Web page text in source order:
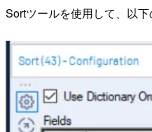
Sortツールを使用して、以下